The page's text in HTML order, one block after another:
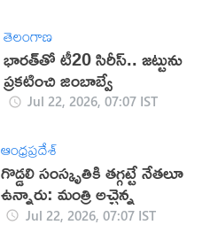
తెలంగాణ
భారత్‌తో టీ20 సిరీస్.. జట్టును
ప్రకటించి జింబాబ్వే
Jul 22, 2026, 07:07 IST
ఆంధ్రప్రదేశ్
గొడ్డలి సంస్కృతికి తగ్గట్టే నేతలూ
ఉన్నారు: మంత్రి అచ్చెన్న
Jul 22, 2026, 07:07 IST